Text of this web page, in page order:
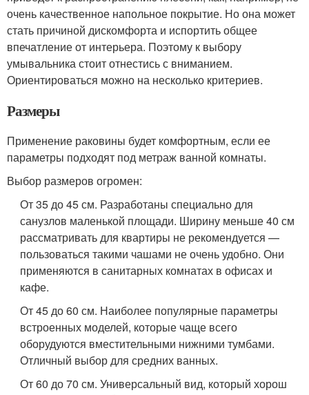
очень качественное напольное покрытие. Но она может
стать причиной дискомфорта и испортить общее
впечатление от интерьера. Поэтому к выбору
умывальника стоит отнестись с вниманием.
Ориентироваться можно на несколько критериев.
Размеры
Применение раковины будет комфортным, если ее
параметры подходят под метраж ванной комнаты.
Выбор размеров огромен:
От 35 до 45 см. Разработаны специально для
санузлов маленькой площади. Ширину меньше 40 см
рассматривать для квартиры не рекомендуется —
пользоваться такими чашами не очень удобно. Они
применяются в санитарных комнатах в офисах и
кафе.
От 45 до 60 см. Наиболее популярные параметры
встроенных моделей, которые чаще всего
оборудуются вместительными нижними тумбами.
Отличный выбор для средних ванных.
От 60 до 70 см. Универсальный вид, который хорош